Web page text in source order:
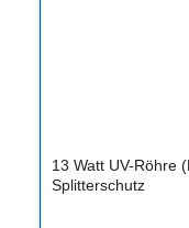
13 Watt UV-Röhre
Splitterschutz